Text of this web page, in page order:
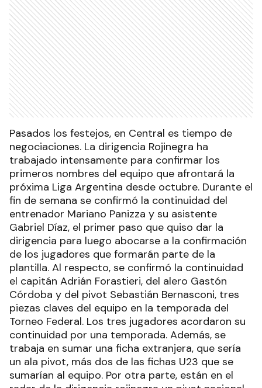
Pasados los festejos, en Central es tiempo de
negociaciones. La dirigencia Rojinegra ha
trabajado intensamente para confirmar los
primeros nombres del equipo que afrontará la
próxima Liga Argentina desde octubre. Durante el
fin de semana se confirmó la continuidad del
entrenador Mariano Panizza y su asistente
Gabriel Díaz, el primer paso que quiso dar la
dirigencia para luego abocarse a la confirmación
de los jugadores que formarán parte de la
plantilla. Al respecto, se confirmó la continuidad
el capitán Adrián Forastieri, del alero Gastón
Córdoba y del pivot Sebastián Bernasconi, tres
piezas claves del equipo en la temporada del
Torneo Federal. Los tres jugadores acordaron su
continuidad por una temporada. Además, se
trabaja en sumar una ficha extranjera, que sería
un ala pivot, más dos de las fichas U23 que se
sumarían al equipo. Por otra parte, están en el